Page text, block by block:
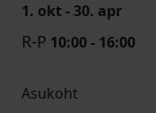
1. okt - 30. apr
R-P 10:00 - 16:00
Asukoht